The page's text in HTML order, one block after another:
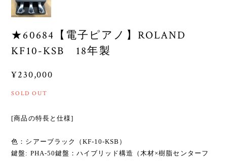
★60684【電子ピアノ】ROLAND
KF10-KSB 18年製
¥230,000
SOLD OUT
[商品の特長と仕様]
色：シアーブラック（KF-10-KSB）
鍵盤: PHA-50鍵盤：ハイブリッド構造（木材×樹脂センターフ